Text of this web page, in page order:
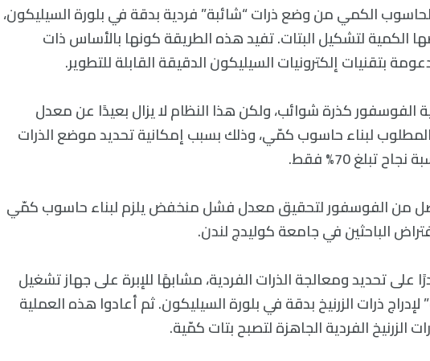
الكمي من وضع ذرات “شائبة” فردية بدقة في بلورة السيليكون،
الكمية لتشكيل البتات. تفيد هذه الطريقة كونها بالأساس ذات
بتقنيات إلكترونيات السيليكون الدقيقة القابلة للتطوير.
الفوسفور كذرة شوائب، ولكن هذا النظام لا يزال بعيدًا عن معدل
لبناء حاسوب كمّي، وذلك بسبب إمكانية تحديد موضع الذرات
تبلغ 70% فقط.
من الفوسفور لتحقيق معدل فشل منخفض يلزم لبناء حاسوب كمّي
الباحثين في جامعة كوليدج لندن.
على تحديد ومعالجة الذرات الفردية، مشابهًا للإبرة على جهاز تشغيل
ذرات الزرنيخ بدقة في بلورة السيليكون. ثم أعادوا هذه العملية